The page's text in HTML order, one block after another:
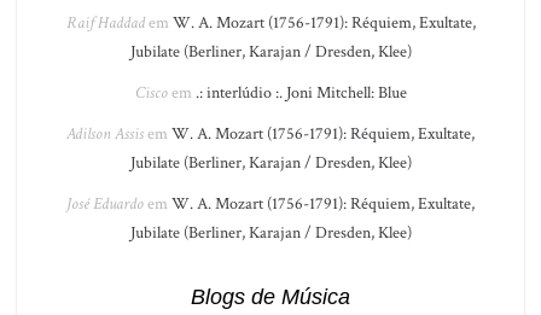
Raif Haddadem W. A. Mozart (1756-1791): Réquiem, Exultate,
Jubilate (Berliner, Karajan / Dresden, Klee)
Ciscoem .: interlúdio :. Joni Mitchell: Blue
Adilson Assisem W. A. Mozart (1756-1791): Réquiem, Exultate,
Jubilate (Berliner, Karajan / Dresden, Klee)
José Eduardoem W. A. Mozart (1756-1791): Réquiem, Exultate,
Jubilate (Berliner, Karajan / Dresden, Klee)
Blogs de Música